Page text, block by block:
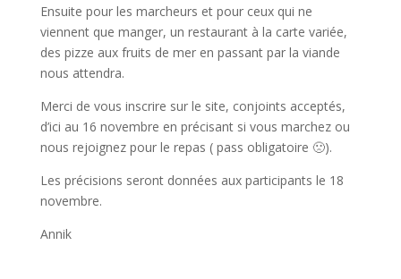
Ensuite pour les marcheurs et pour ceux qui ne
viennent que manger, un restaurant à la carte variée,
des pizze aux fruits de mer en passant par la viande
nous attendra.
Merci de vous inscrire sur le site, conjoints acceptés,
d’ici au 16 novembre en précisant si vous marchez ou
nous rejoignez pour le repas ( pass obligatoire 🙁).
Les précisions seront données aux participants le 18
novembre.
Annik